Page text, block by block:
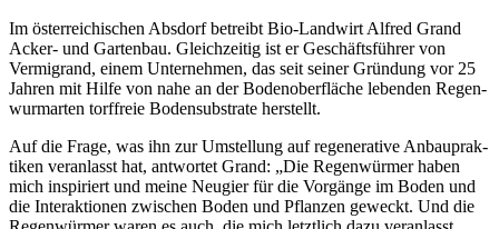
Im öster­rei­chi­schen Absdorf betreibt Bio-Land­wirt Alfred Grand
Acker- und Gartenbau. Gleich­zeitig ist er Geschäfts­führer von
Vermi­g­rand, einem Unter­nehmen, das seit seiner Grün­dung vor 25
Jahren mit Hilfe von nahe an der Boden­ober­fläche lebenden Regen­
wurm­arten torf­freie Boden­sub­strate herstellt.
Auf die Frage, was ihn zur Umstel­lung auf rege­ne­ra­tive Anbau­prak­
tiken veran­lasst hat, antwortet Grand: „Die Regen­würmer haben
mich inspi­riert und meine Neugier für die Vorgänge im Boden und
die Inter­ak­tionen zwischen Boden und Pflanzen geweckt. Und die